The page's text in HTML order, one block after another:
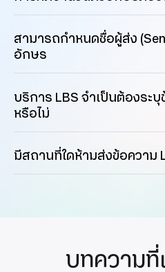
สามารถกำหนดชื่อผู้ส่ง
อักษร
บริการ LBS จำเป็นต้องระ
หรือไม่
มีสถานที่ใดห้ามส่งข้อความ
บทความที่